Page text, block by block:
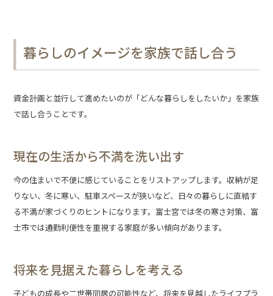
暮らしのイメージを家族で話し合う
資金計画と並行して進めたいのが「どんな暮らしをしたいか」を家族
で話し合うことです。
現在の生活から不満を洗い出す
今の住まいで不便に感じていることをリストアップします。収納が足
りない、冬に寒い、駐車スペースが狭いなど、日々の暮らしに直結す
る不満が家づくりのヒントになります。富士宮では冬の寒さ対策、富
士市では通勤利便性を重視する家庭が多い傾向があります。
将来を見据えた暮らしを考える
子どもの成長や二世帯同居の可能性など、将来を見越したライフプラ